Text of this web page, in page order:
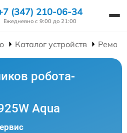
(347) 210-06-34
Ежедневно с 9:00 до 21:00
Каталог устройств
робота-
Aqua